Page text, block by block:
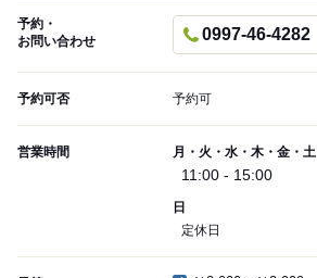
予約・
お問い合わせ
0997-46-4282
予約可否 予約可
営業時間 月・火・水・木・金・土
11:00 - 15:00
日
定休日